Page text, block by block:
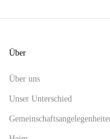
Über
Über uns
Unser Unterschied